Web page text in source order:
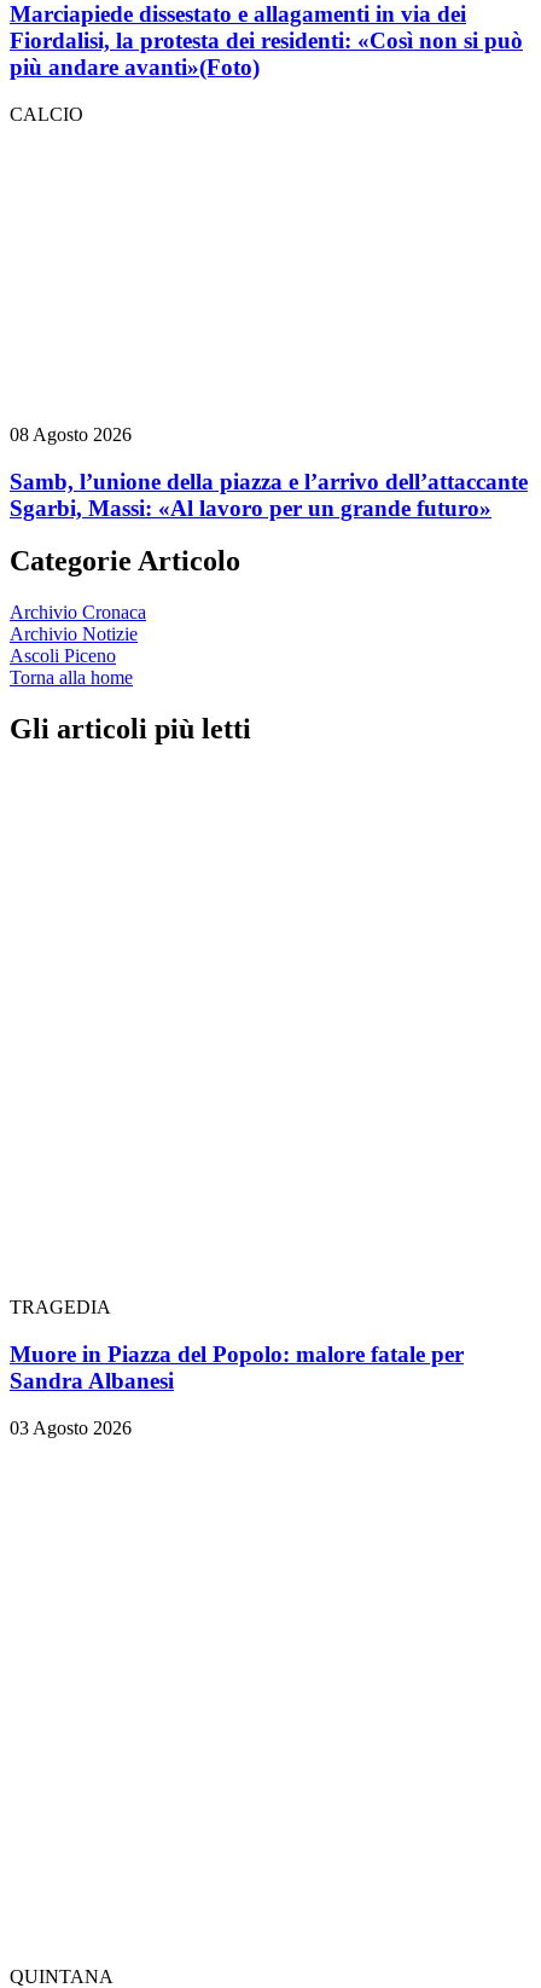
Marciapiede dissestato e allagamenti in via dei
Fiordalisi, la protesta dei residenti: «Così non si può
più andare avanti»(Foto)
CALCIO
08 Agosto 2026
Samb, l’unione della piazza e l’arrivo dell’attaccante
Sgarbi, Massi: «Al lavoro per un grande futuro»
Categorie Articolo
Archivio Cronaca
Archivio Notizie
Ascoli Piceno
Torna alla home
Gli articoli più letti
TRAGEDIA
Muore in Piazza del Popolo: malore fatale per
Sandra Albanesi
03 Agosto 2026
QUINTANA